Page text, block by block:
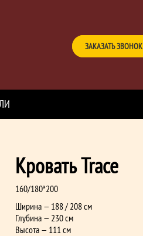
ЗАКАЗАТЬ ЗВОНОК
Кровать Trace
160/180*200
Ширина — 188 / 208 см
Глубина — 230 см
Высота — 111 см